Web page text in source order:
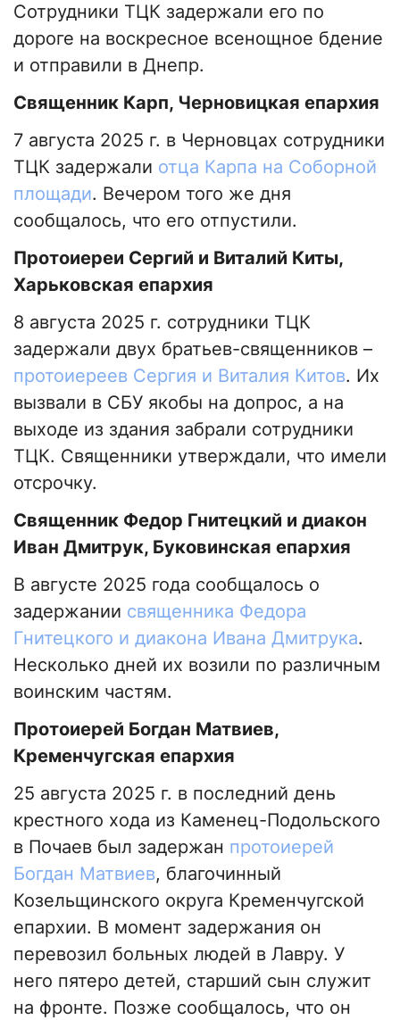
Сотрудники ТЦК задержали его по
дороге на воскресное всенощное бдение
и отправили в Днепр.
Священник Карп, Черновицкая епархия
7 августа 2025 г. в Черновцах сотрудники
ТЦК задержали отца Карпа на Соборной
площади. Вечером того же дня
сообщалось, что его отпустили.
Протоиереи Сергий и Виталий Киты,
Харьковская епархия
8 августа 2025 г. сотрудники ТЦК
задержали двух братьев-священников –
протоиереев Сергия и Виталия Китов. Их
вызвали в СБУ якобы на допрос, а на
выходе из здания забрали сотрудники
ТЦК. Священники утверждали, что имели
отсрочку.
Священник Федор Гнитецкий и диакон
Иван Дмитрук, Буковинская епархия
В августе 2025 года сообщалось о
задержании священника Федора
Гнитецкого и диакона Ивана Дмитрука.
Несколько дней их возили по различным
воинским частям.
Протоиерей Богдан Матвиев,
Кременчугская епархия
25 августа 2025 г. в последний день
крестного хода из Каменец-Подольского
в Почаев был задержан протоиерей
Богдан Матвиев, благочинный
Козельщинского округа Кременчугской
епархии. В момент задержания он
перевозил больных людей в Лавру. У
него пятеро детей, старший сын служит
на фронте. Позже сообщалось, что он